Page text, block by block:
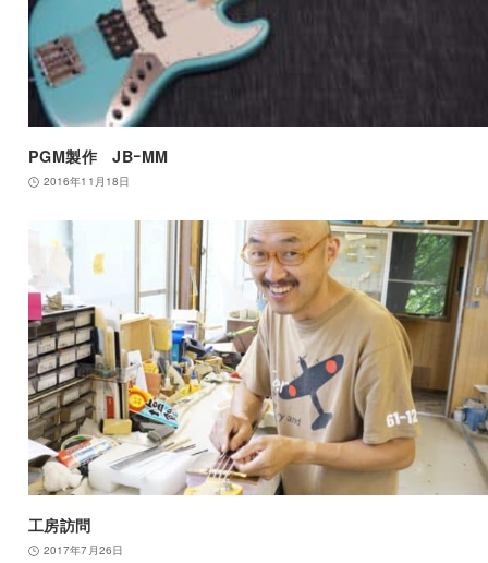
PGM製作 JBｰMM
2016年11月18日
工房訪問
2017年7月26日